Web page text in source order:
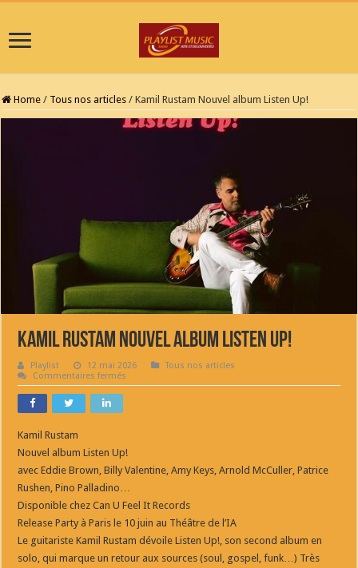
Home / Tous nos articles / Kamil Rustam Nouvel album Listen Up!
Kamil Rustam Nouvel album Listen Up!
Playlist 12 mai 2026
Tous nos articles
Commentaires fermés
Kamil
Kamil Rustam
Nouvel album Listen Up!
avec Eddie Brown, Billy Valentine, Amy Keys, Arnold McCuller, Patrice
Rushen, Pino Palladino…
Disponible chez Can U Feel It Records
Release Party à Paris le 10 juin au Théâtre de l’IA
Le guitariste Kamil Rustam dévoile Listen Up!, son second album en
solo, qui marque un retour aux sources (soul, gospel, funk…) Très